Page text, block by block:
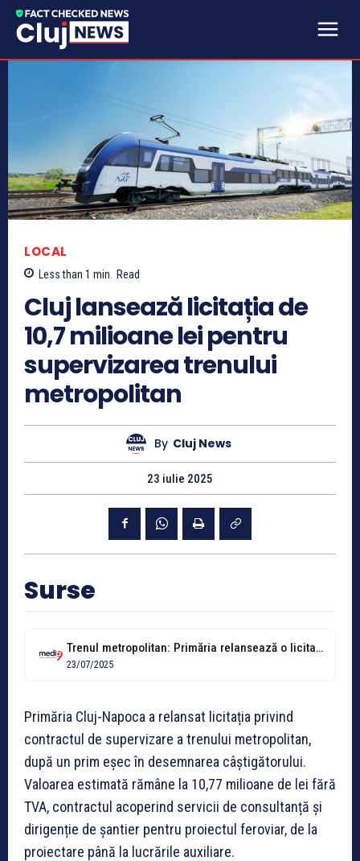
LOCAL
Less than 1 min. Read
Cluj lansează licitația de
10,7 milioane lei pentru
supervizarea trenului
metropolitan
By Cluj News
23 iulie 2025
Surse
Trenul metropolitan: Primăria relansează o licitație de 10,7 milioane de lei
23/07/2025
Primăria Cluj-Napoca a relansat licitația privind
contractul de supervizare a trenului metropolitan,
după un prim eșec în desemnarea câștigătorului.
Valoarea estimată rămâne la 10,77 milioane de lei fără
TVA, contractul acoperind servicii de consultanță și
dirigenție de șantier pentru proiectul feroviar, de la
proiectare până la lucrările auxiliare.